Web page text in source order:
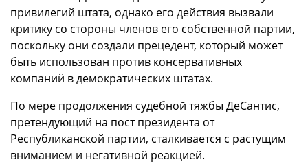
привилегий штата, однако его действия вызвали
критику со стороны членов его собственной партии,
поскольку они создали прецедент, который может
быть использован против консервативных
компаний в демократических штатах.
По мере продолжения судебной тяжбы ДеСантис,
претендующий на пост президента от
Республиканской партии, сталкивается с растущим
вниманием и негативной реакцией.